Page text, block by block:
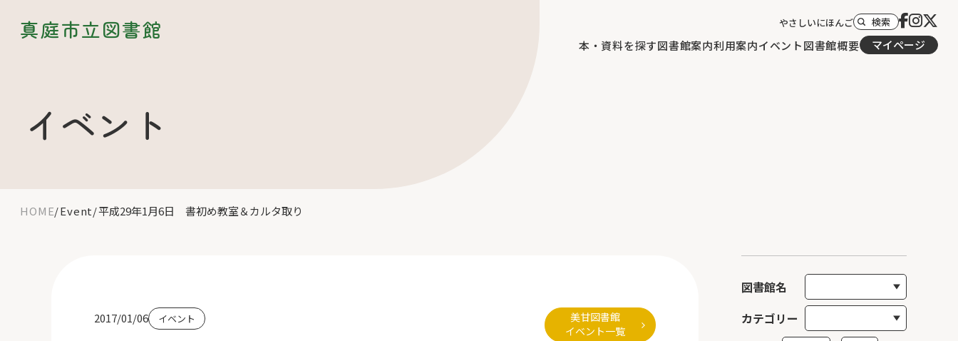
真庭市立図書館
本・資料を探す図書館案内利用案内イベント図書館概要 マイページ
やさしいにほんご 検索
イベント
HOME Event 平成29年1月6日 書初め教室＆カルタ取り
図書館名
カテゴリー
2017/01/06 イベント
美甘図書館
イベント一覧